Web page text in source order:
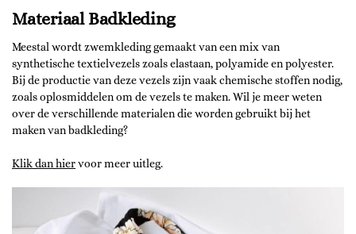
Materiaal Badkleding
Meestal wordt zwemkleding gemaakt van een mix van
synthetische textielvezels zoals elastaan, polyamide en polyester.
Bij de productie van deze vezels zijn vaak chemische stoffen nodig,
zoals oplosmiddelen om de vezels te maken. Wil je meer weten
over de verschillende materialen die worden gebruikt bij het
maken van badkleding?
Klik dan hiervoor meer uitleg.